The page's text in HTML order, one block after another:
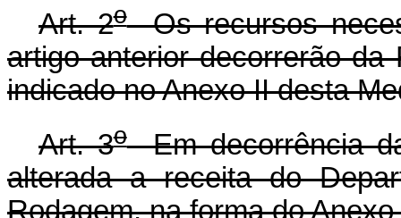
Art. 2oOs recursos
artigo anterior decorrerão da
indicado no Anexo II desta
Art. 3oEm decorrência
alterada a receita do
Rodagem, na forma do Anexo